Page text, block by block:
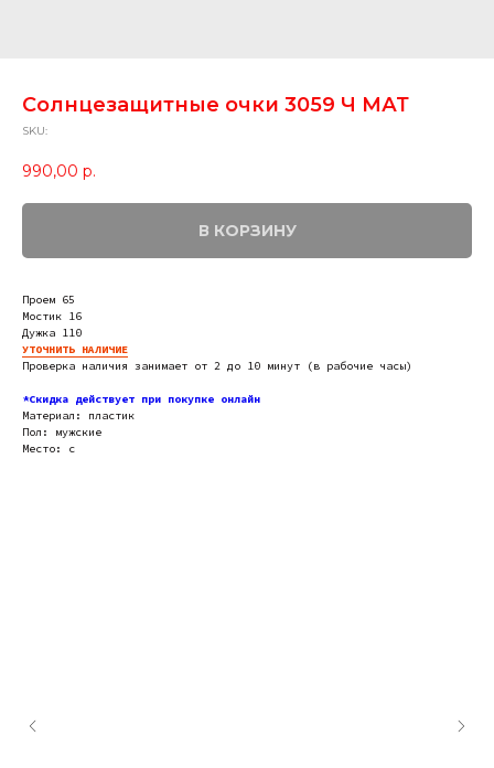
Солнцезащитные очки 3059 Ч МАТ
SKU:
990,00 р.
В КОРЗИНУ
Проем 65
Мостик 16
Дужка 110
УТОЧНИТЬ НАЛИЧИЕ
Проверка наличия занимает от 2 до 10 минут (в рабочие часы)
*Скидка действует при покупке онлайн
Материал: пластик
Пол: мужские
Место: c